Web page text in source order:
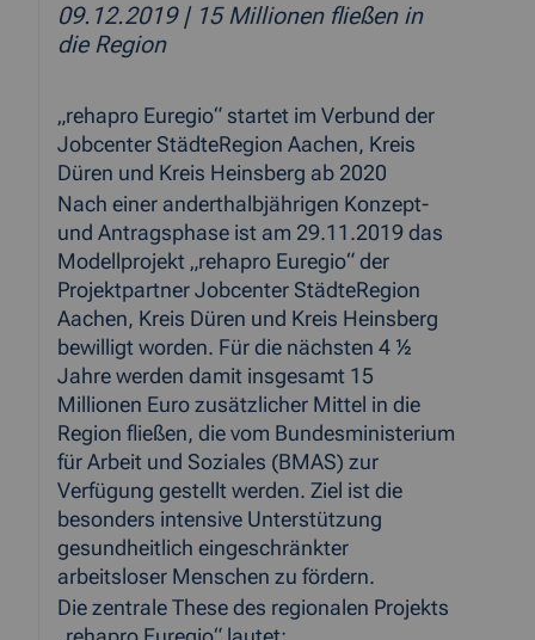
09.12.2019 | 15 Millionen fließen in
die Region
„rehapro Euregio“ startet im Verbund der
Jobcenter StädteRegion Aachen, Kreis
Düren und Kreis Heinsberg ab 2020
Nach einer anderthalbjährigen Konzept-
und Antragsphase ist am 29.11.2019 das
Modellprojekt „rehapro Euregio“ der
Projektpartner Jobcenter StädteRegion
Aachen, Kreis Düren und Kreis Heinsberg
bewilligt worden. Für die nächsten 4 ½
Jahre werden damit insgesamt 15
Millionen Euro zusätzlicher Mittel in die
Region fließen, die vom Bundesministerium
für Arbeit und Soziales (BMAS) zur
Verfügung gestellt werden. Ziel ist die
besonders intensive Unterstützung
gesundheitlich eingeschränkter
arbeitsloser Menschen zu fördern.
Die zentrale These des regionalen Projekts